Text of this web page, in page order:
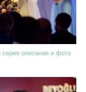
описание и фото